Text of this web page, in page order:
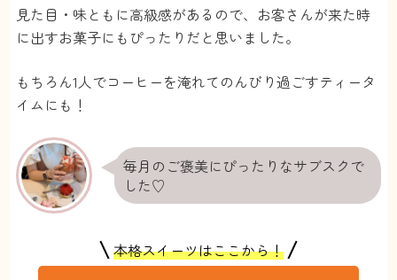
見た目・味ともに高級感があるので、お客さんが来た時
に出すお菓子にもぴったりだと思いました。
もちろん1人でコーヒーを淹れてのんびり過ごすティータ
イムにも！
毎月のご褒美にぴったりなサブスクで
した♡
本格スイーツはここから！